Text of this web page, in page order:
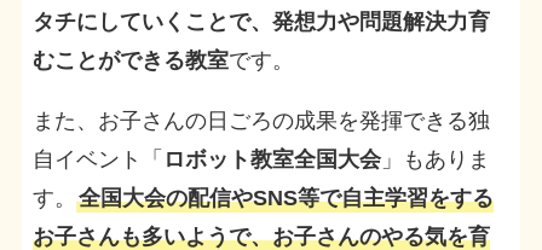
タチにしていくことで、発想力や問題解決力育
むことができる教室です。
また、お子さんの日ごろの成果を発揮できる独
自イベント「 ロボット教室全国大会」もありま
す。 全国大会の配信やSNS等で自主学習をする
お子さんも多いようで、お子さんのやる気を育